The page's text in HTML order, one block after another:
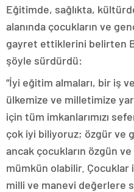
Eğitimde, sağlıkta,
alanında çocukların ve
gayret ettiklerini belirten
şöyle sürdürdü:
“İyi eğitim almaları, bir iş
ülkemize ve milletimize
için tüm imkanlarımızı
çok iyi biliyoruz; özgür ve
ancak çocukların özgün
mümkün olabilir. Çocuklar
milli ve manevi değerlere